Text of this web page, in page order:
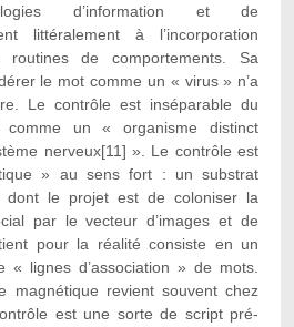
d’information et de
littéralement à l’incorporation
routines de comportements. Sa
le mot comme un « virus » n’a
Le contrôle est inséparable du
comme un « organisme distinct
nerveux[11] ». Le contrôle est
» au sens fort : un substrat
dont le projet est de coloniser la
par le vecteur d’images et de
pour la réalité consiste en un
« lignes d’association » de mots.
magnétique revient souvent chez
est une sorte de script pré-